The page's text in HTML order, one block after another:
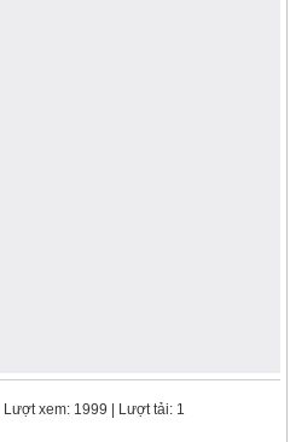
| Lượt xem: 1999 | Lượt tải: 1